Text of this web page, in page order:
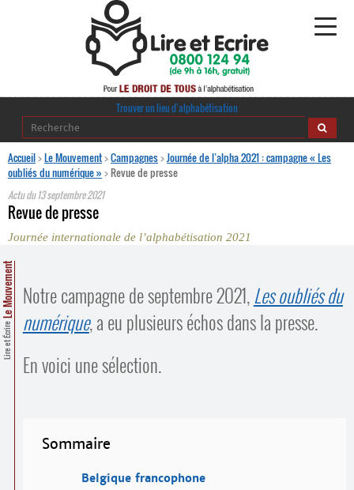
Alphabétisation
journaldelalpha.be
Espace presse
Trouver un lieu d’alphabétisation
Accueil>Le Mouvement>Campagnes>Journée de l’alpha 2021 : campagne « Les
oubliés du numérique » >Revue de presse
Actu du13 septembre 2021
Revue de presse
Journée internationale de l’alphabétisation 2021
Lire et Écrire
Le Mouvement Notre campagne de septembre 2021,Les oubliés du
numérique, a eu plusieurs échos dans la presse.
En voici une sélection.
Sommaire
Belgique francophone